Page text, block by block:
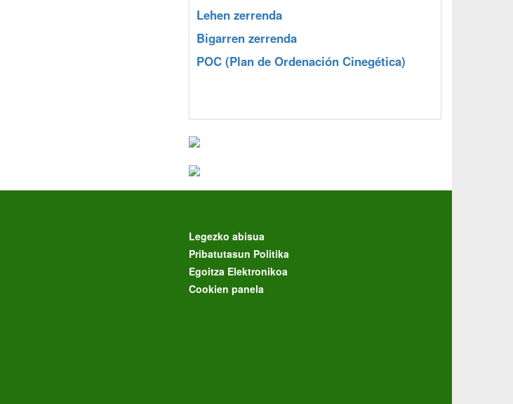
Lehen zerrenda
Bigarren zerrenda
POC (Plan de Ordenación Cinegética)
Legezko abisua
Pribatutasun Politika
Egoitza Elektronikoa
Cookien panela